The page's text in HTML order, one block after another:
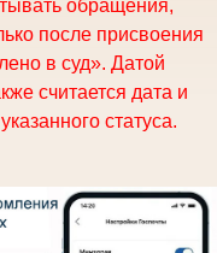
обращения,
после присвоения
в суд». Датой
считается дата и
статуса.